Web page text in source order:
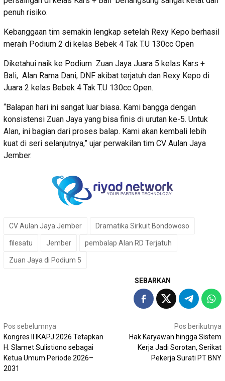
penuh risiko.
Kebanggaan tim semakin lengkap setelah Rexy Kepo berhasil
meraih Podium 2 di kelas Bebek 4 Tak T.U 130cc Open
Diketahui naik ke Podium Zuan Jaya Juara 5 kelas Kars +
Bali, Alan Rama Dani, DNF akibat terjatuh dan Rexy Kepo di
Juara 2 kelas Bebek 4 Tak T.U 130cc Open.
“Balapan hari ini sangat luar biasa. Kami bangga dengan
konsistensi Zuan Jaya yang bisa finis di urutan ke-5. Untuk
Alan, ini bagian dari proses balap. Kami akan kembali lebih
kuat di seri selanjutnya,” ujar perwakilan tim CV Aulan Jaya
Jember.
CV Aulan Jaya Jember Dramatika Sirkuit Bondowoso
filesatu Jember pembalap Alan RD Terjatuh
Zuan Jaya di Podium 5
SEBARKAN
Navigasi
pos
Pos sebelumnya
Kongres II IKAPJ 2026 Tetapkan
H. Slamet Sulistiono sebagai
Ketua Umum Periode 2026–
2031
Pos berikutnya
Hak Karyawan hingga Sistem
Kerja Jadi Sorotan, Serikat
Pekerja Surati PT BNY